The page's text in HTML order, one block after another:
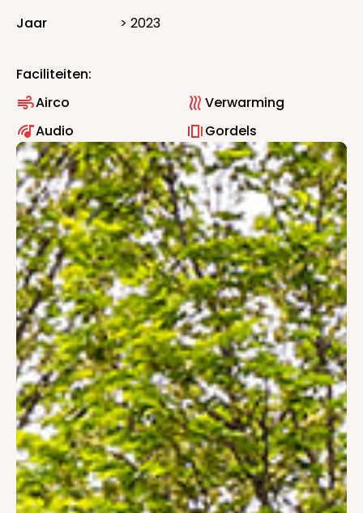
Jaar
> 2023
Faciliteiten:
Airco
Verwarming
Audio
Gordels